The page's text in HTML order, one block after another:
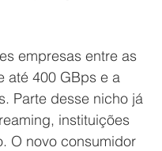
empresas entre as
até 400 GBps e a
Parte desse nicho já
instituições
O novo consumidor